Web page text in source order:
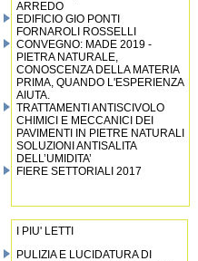
ARREDO
EDIFICIO GIO PONTI
FORNAROLI ROSSELLI
CONVEGNO: MADE 2019 -
PIETRA NATURALE,
CONOSCENZA DELLA MATERIA
PRIMA, QUANDO L'ESPERIENZA
AIUTA.
TRATTAMENTI ANTISCIVOLO
CHIMICI E MECCANICI DEI
PAVIMENTI IN PIETRE NATURALI
SOLUZIONI ANTISALITA
DELL’UMIDITA’
FIERE SETTORIALI 2017
I PIU' LETTI
PULIZIA E LUCIDATURA DI